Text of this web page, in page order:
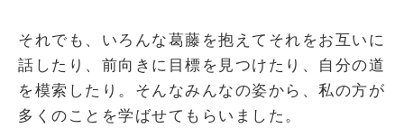
それでも、いろんな葛藤を抱えてそれをお互いに
話したり、前向きに目標を見つけたり、自分の道
を模索したり。そんなみんなの姿から、私の方が
多くのことを学ばせてもらいました。